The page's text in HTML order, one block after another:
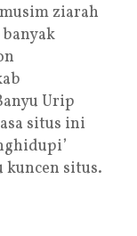
ziarah
Urip
situs ini
kuncen situs.